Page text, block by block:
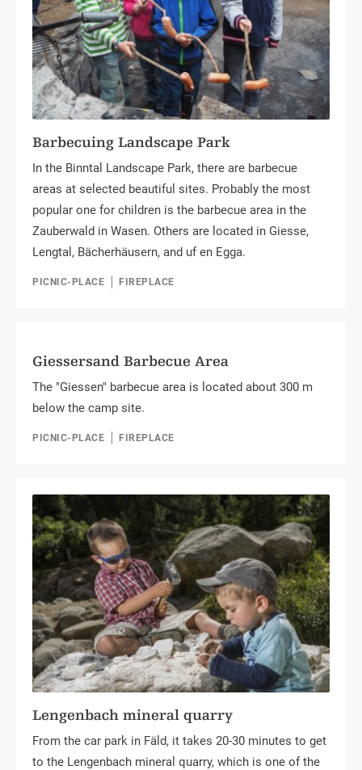
Barbecuing Landscape Park
In the Binntal Landscape Park, there are barbecue
areas at selected beautiful sites. Probably the most
popular one for children is the barbecue area in the
Zauberwald in Wasen. Others are located in Giesse,
Lengtal, Bächerhäusern, and uf en Egga.
PICNIC-PLACE FIREPLACE
Giessersand Barbecue Area
The "Giessen" barbecue area is located about 300 m
below the camp site.
PICNIC-PLACE FIREPLACE
Lengenbach mineral quarry
From the car park in Fäld, it takes 20-30 minutes to get
to the Lengenbach mineral quarry, which is one of the